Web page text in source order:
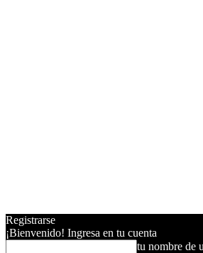
Registrarse
¡Bienvenido! Ingresa en tu cuenta
tu nombre de